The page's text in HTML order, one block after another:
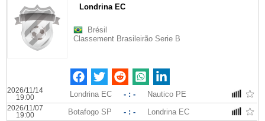
Londrina EC
Brésil
Classement Brasileirão Serie B
2026/11/14
19:00
Londrina EC - : - Nautico PE
2026/11/07
19:00
Botafogo SP - : - Londrina EC